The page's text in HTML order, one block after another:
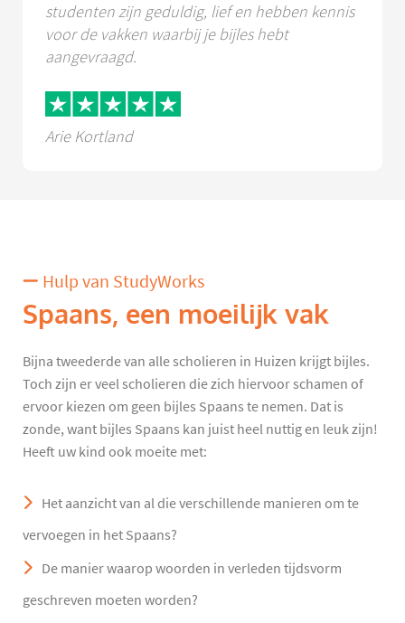
studenten zijn geduldig, lief en hebben kennis
voor de vakken waarbij je bijles hebt
aangevraagd.
Arie Kortland
Hulp van StudyWorks
Spaans, een moeilijk vak
Bijna tweederde van alle scholieren in Huizen krijgt bijles.
Toch zijn er veel scholieren die zich hiervoor schamen of
ervoor kiezen om geen bijles Spaans te nemen. Dat is
zonde, want bijles Spaans kan juist heel nuttig en leuk zijn!
Heeft uw kind ook moeite met:
Het aanzicht van al die verschillende manieren om te
vervoegen in het Spaans?
De manier waarop woorden in verleden tijdsvorm
geschreven moeten worden?